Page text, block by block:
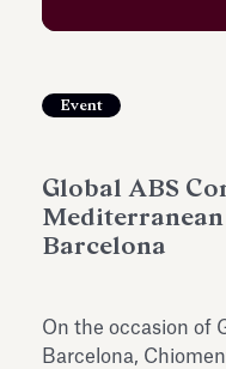
mostra Marmora
Torlonia
Event
Global ABS
Barcelona
On the occasion of
Barcelona,